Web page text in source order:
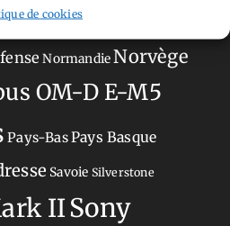
de cookiesJapon
NormandieNorvège
OM-D E-M5
Pays-BasPays Basque
Savoie Silverstone
IISony